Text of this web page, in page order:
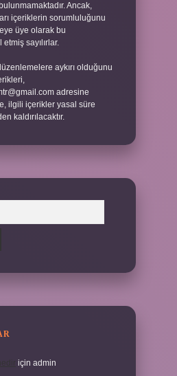
Ancak,
içeriklerin sorumluluğunu
üye olarak bu
sayılırlar.
aykırı olduğunu
adresine
ilgili içerikler yasal süre
kaldırılacaktır.
için admin